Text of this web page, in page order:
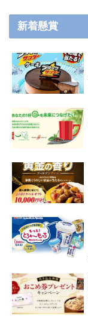
新着懸賞